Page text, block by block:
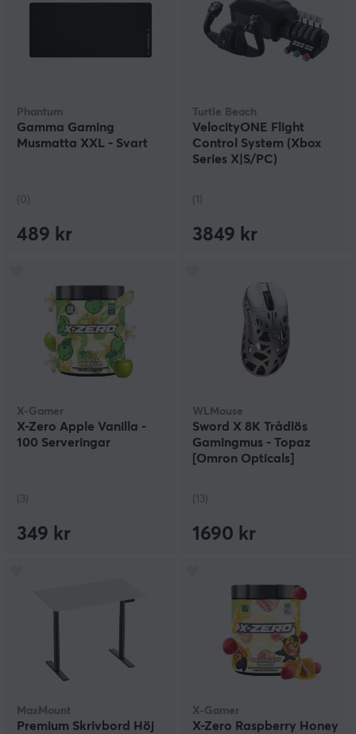
Phantum
Gamma Gaming
Musmatta XXL - Svart
(0)
489 kr
Turtle Beach
VelocityONE Flight
Control System (Xbox
Series X|S/PC)
(1)
3849 kr
X-Gamer
X-Zero Apple Vanilla -
100 Serveringar
(3)
349 kr
WLMouse
Sword X 8K Trådlös
Gamingmus - Topaz
[Omron Opticals]
(13)
1690 kr
MaxMount
Premium Skrivbord Höj
X-Gamer
X-Zero Raspberry Honey